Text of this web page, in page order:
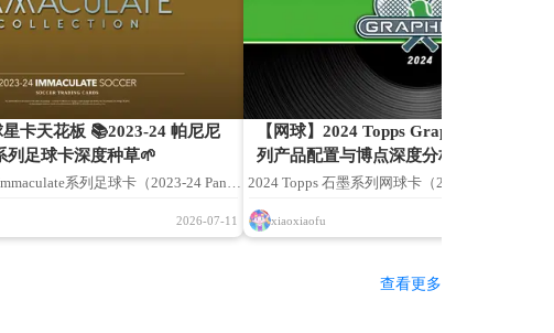
星卡天花板 📚2023-24 帕尼尼
列足球卡深度种草🌱
系列足球卡（2023-24 Panini
Cards）基于 Panini 官方公开发售资
公告进行整理分析，所有盒卡配置、
2026-07-11
【网球】2024 Topps Graphite ⚫石墨网
列产品配置与博点深度分析
2024 Topps 石墨系列网球卡（2024 Topps
Tennis Cards）2024 Topps Graphite Tennis Cards
正式发售，本文内容基于 Topps 官方资料、各权
分析整理。如有疏漏不足之处，敬请谅解；也欢
xiaoxiaofu
查看更多